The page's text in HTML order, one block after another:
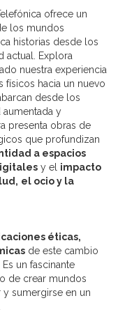
ofrece un
los mundos
historias desde los
actual. Explora
nuestra experiencia
físicos hacia un nuevo
desde los
aumentada y
presenta obras de
que profundizan
a espacios
y el impacto
el ocio y la
éticas,
de este cambio
un fascinante
de crear mundos
sumergirse en un